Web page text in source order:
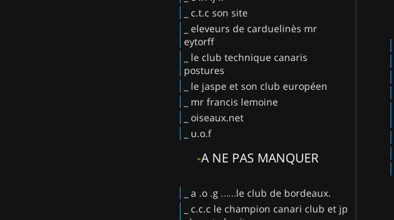
_ c.t.c son site
_ eleveurs de carduelinès mr
eytorff
_ le club technique canaris
postures
_ le jaspe et son club européen
_ mr francis lemoine
_ oiseaux.net
_ u.o.f
-A NE PAS MANQUER
_ a .o .g ……le club de bordeaux.
_ c.c.c le champion canari club et jp